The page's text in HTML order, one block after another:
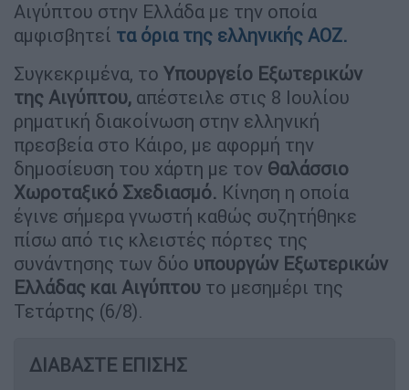
Αιγύπτου στην Ελλάδα με την οποία
αμφισβητεί τα όρια της ελληνικής ΑΟΖ.
Συγκεκριμένα, το Υπουργείο Εξωτερικών
της Αιγύπτου, απέστειλε στις 8 Ιουλίου
ρηματική διακοίνωση στην ελληνική
πρεσβεία στο Κάιρο, με αφορμή την
δημοσίευση του χάρτη με τον Θαλάσσιο
Χωροταξικό Σχεδιασμό. Κίνηση η οποία
έγινε σήμερα γνωστή καθώς συζητήθηκε
πίσω από τις κλειστές πόρτες της
συνάντησης των δύο υπουργών Εξωτερικών
Ελλάδας και Αιγύπτου το μεσημέρι της
Τετάρτης (6/8).
ΔΙΑΒΑΣΤΕ ΕΠΙΣΗΣ